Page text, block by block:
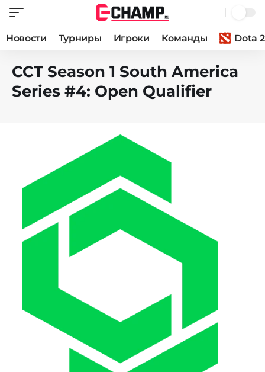
Новости Турниры Игроки Команды Dota 2
CCT Season 1 South America
Series #4: Open Qualifier